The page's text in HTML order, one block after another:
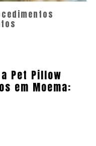
Pet Pillow
em Moema: